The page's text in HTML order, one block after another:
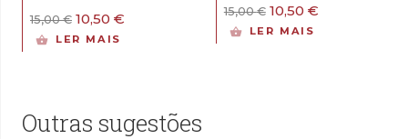
15,00€ O
preço
original
10,50 €
LER MAIS
15,00€ O
preço
10,50 €O
LER MAIS
Outras sugestões